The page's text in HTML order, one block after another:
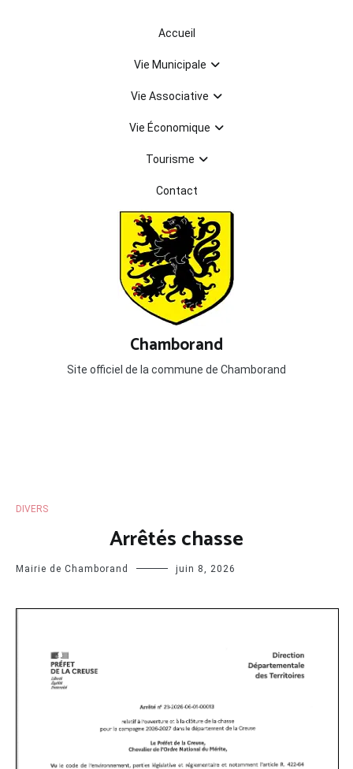
Chamborand
Site officiel de la commune de Chamborand
Accueil
Vie Municipale
Vie Associative
Vie Économique
Tourisme
Contact
DIVERS
Arrêtés chasse
Mairie de Chamborand juin 8, 2026